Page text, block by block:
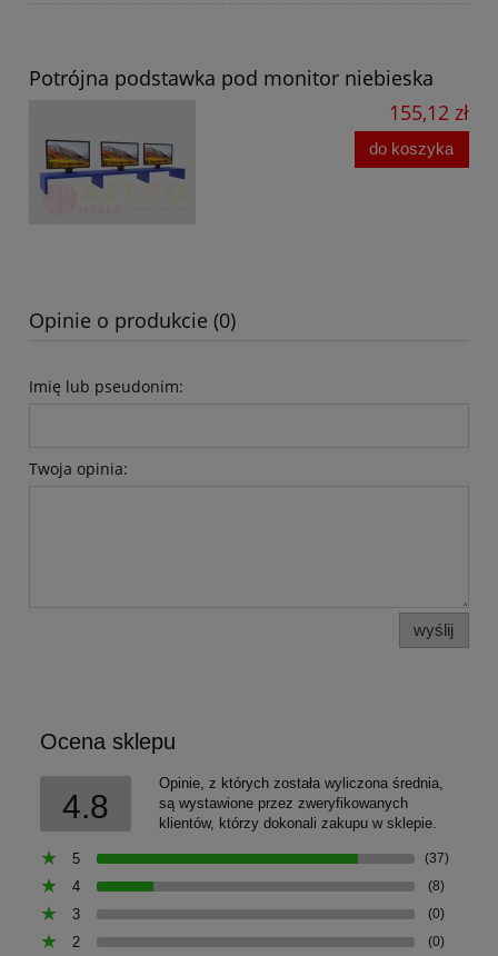
Potrójna podstawka pod monitor niebieska
155,12 zł
do koszyka
Opinie o produkcie (0)
Imię lub pseudonim:
Twoja opinia:
wyślij
Ocena sklepu
4.8
Opinie, z których została wyliczona średnia,
są wystawione przez zweryfikowanych
klientów, którzy dokonali zakupu w sklepie.
5 (37)
4 (8)
3 (0)
2 (0)